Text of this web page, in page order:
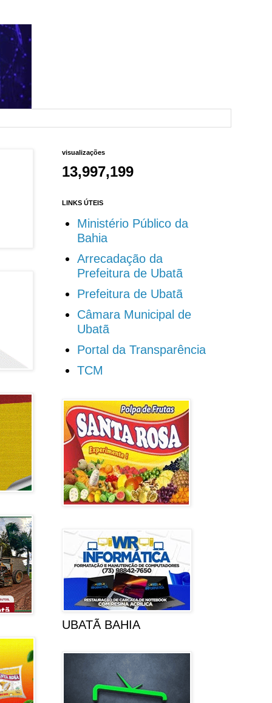
visualizações
13,997,199
LINKS ÚTEIS
Ministério Público da
Bahia
Arrecadação da
Prefeitura de Ubatã
Prefeitura de Ubatã
Câmara Municipal de
Ubatã
Portal da Transparência
TCM
UBATÃ BAHIA